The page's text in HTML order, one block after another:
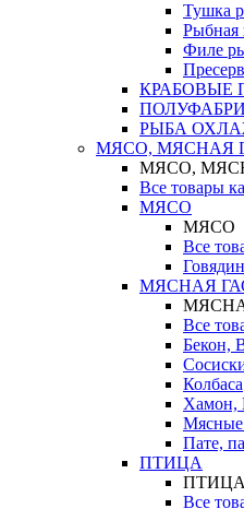
Тушка
Рыбная
Филе
КРАБОВЫЕ
РЫБА
МЯСО, МЯСНАЯ
МЯСО,
Все товары
МЯСО
МЯСО
Все
МЯСНАЯ
Все
Бекон,
Колбаса
Хамон,
Мясные
Пате,
ПТИЦА
ПТИЦА
Все